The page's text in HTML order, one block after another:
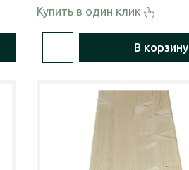
Купить в один клик
В корзину